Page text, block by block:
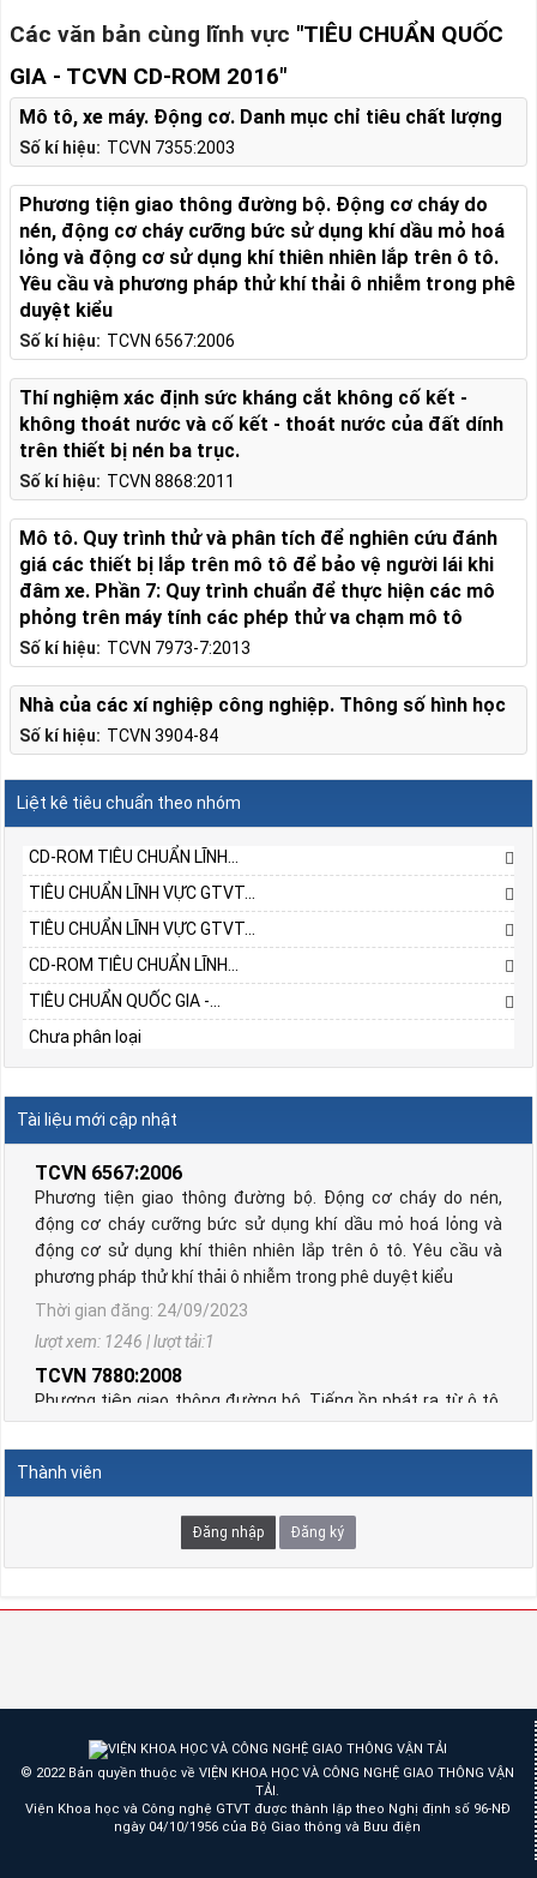
Các văn bản cùng lĩnh vực "TIÊU CHUẨN QUỐC
GIA - TCVN CD-ROM 2016"
Số kí hiệu: TCVN 7355:2003
Mô tô, xe máy. Động cơ. Danh mục chỉ tiêu chất lượng
Số kí hiệu: TCVN 6567:2006
Phương tiện giao thông đường bộ. Động cơ cháy do
nén, động cơ cháy cưỡng bức sử dụng khí dầu mỏ hoá
lỏng và động cơ sử dụng khí thiên nhiên lắp trên ô tô.
Yêu cầu và phương pháp thử khí thải ô nhiễm trong phê
duyệt kiểu
Số kí hiệu: TCVN 8868:2011
Thí nghiệm xác định sức kháng cắt không cố kết -
không thoát nước và cố kết - thoát nước của đất dính
trên thiết bị nén ba trục.
Số kí hiệu: TCVN 7973-7:2013
Mô tô. Quy trình thử và phân tích để nghiên cứu đánh
giá các thiết bị lắp trên mô tô để bảo vệ người lái khi
đâm xe. Phần 7: Quy trình chuẩn để thực hiện các mô
phỏng trên máy tính các phép thử va chạm mô tô
Số kí hiệu: TCVN 3904-84
Nhà của các xí nghiệp công nghiệp. Thông số hình học
Liệt kê tiêu chuẩn theo nhóm
CD-ROM TIÊU CHUẨN LĨNH...
TIÊU CHUẨN LĨNH VỰC GTVT...
TIÊU CHUẨN LĨNH VỰC GTVT...
CD-ROM TIÊU CHUẨN LĨNH...
TIÊU CHUẨN QUỐC GIA -...
Chưa phân loại
Tài liệu mới cập nhật
TCVN 6567:2006
Phương tiện giao thông đường bộ. Động cơ cháy do nén,
động cơ cháy cưỡng bức sử dụng khí dầu mỏ hoá lỏng và
động cơ sử dụng khí thiên nhiên lắp trên ô tô. Yêu cầu và
phương pháp thử khí thải ô nhiễm trong phê duyệt kiểu
Thời gian đăng: 24/09/2023
lượt xem: 1246 | lượt tải:1
TCVN 7880:2008
Phương tiện giao thông đường bộ. Tiếng ồn phát ra từ ô tô.
Yêu cầu và phương pháp thử trong phê duyệt kiểu
Phương tiện giao thông đường bộ. Ô tô khách cỡ nhỏ. Yêu
Thời gian đăng: 08/08/2026
Thời gian đăng: 08/08/2026
TCVN 6565:2006
Thành viên
Đăng nhập Đăng ký
© 2022 Bản quyền thuộc về VIỆN KHOA HỌC VÀ CÔNG NGHỆ GIAO THÔNG VẬN
TẢI.
Viện Khoa học và Công nghệ GTVT được thành lập theo Nghị định số 96-NĐ
ngày 04/10/1956 của Bộ Giao thông và Bưu điện